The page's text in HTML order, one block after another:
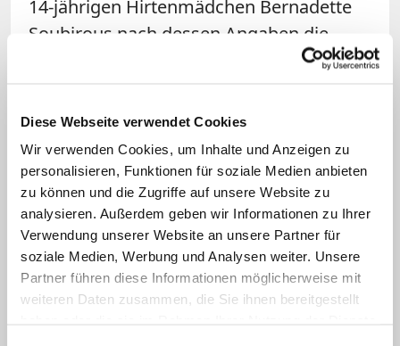
Diese Webseite verwendet Cookies
Wir verwenden Cookies, um Inhalte und Anzeigen zu
personalisieren, Funktionen für soziale Medien anbieten
zu können und die Zugriffe auf unsere Website zu
analysieren. Außerdem geben wir Informationen zu Ihrer
Verwendung unserer Website an unsere Partner für
soziale Medien, Werbung und Analysen weiter. Unsere
Partner führen diese Informationen möglicherweise mit
weiteren Daten zusammen, die Sie ihnen bereitgestellt
14-jährigen Hirtenmädchen Bernadette
Soubirous nach dessen Angaben die
Gottesmutter Maria. Seither soll es dort
6.000 sind dokumentiert, 2.000 gelten als
"medizinisch unerklärlich". Die Zahl der
kirchlich anerkannten Wunderheilungen
liegt bei 70. Dem sogenannten Lourdes-
Wasser aus einer Quelle nahe der
Mariengrotte werden von vielen
Gläubigen heilende Kräfte
zugeschrieben. (KNA)